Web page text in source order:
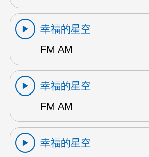
幸福的星空
FM AM
幸福的星空
FM AM
幸福的星空